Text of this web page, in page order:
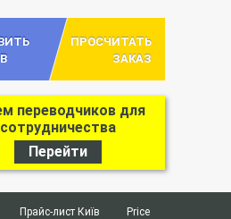
ПРОСЧИТАТЬ
ЗАКАЗ
переводчиков для
сотрудничества
Перейти
Прайс-лист Київ Price